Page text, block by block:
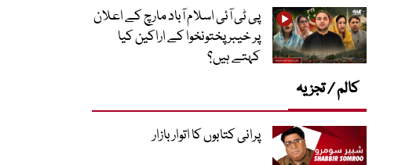
پی ٹی آئی اسلام آباد مارچ کے اعلان
پر خیبر پختونخوا کے اراکین کیا
کہتے ہیں؟
کالم / تجزیہ
پرانی کتابوں کا اتوار بازار